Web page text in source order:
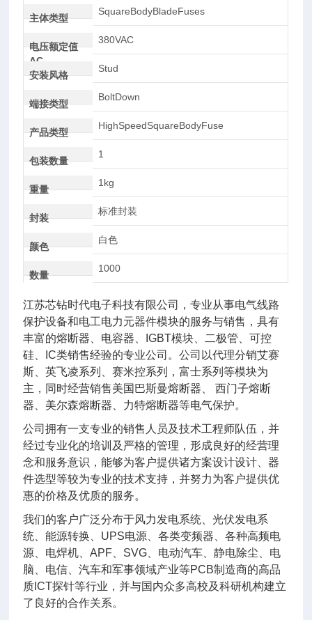
主体类型
SquareBodyBladeFuses
电压额定值
AC
380VAC
安装风格
Stud
端接类型
BoltDown
产品类型
HighSpeedSquareBodyFuse
包装数量
1
重量
1kg
封装
标准封装
颜色
白色
数量
1000
江苏芯钻时代电子科技有限公司，专业从事电气线路
保护设备和电工电力元器件模块的服务与销售，具有
丰富的熔断器、电容器、IGBT模块、二极管、可控
硅、IC类销售经验的专业公司。公司以代理分销艾赛
斯、英飞凌系列、赛米控系列，富士系列等模块为
主，同时经营销售美国巴斯曼熔断器、 西门子熔断
器、美尔森熔断器、力特熔断器等电气保护。
公司拥有一支专业的销售人员及技术工程师队伍，并
经过专业化的培训及严格的管理，形成良好的经营理
念和服务意识，能够为客户提供诸方案设计设计、器
件选型等较为专业的技术支持，并努力为客户提供优
惠的价格及优质的服务。
我们的客户广泛分布于风力发电系统、光伏发电系
统、能源转换、UPS电源、各类变频器、各种高频电
源、电焊机、APF、SVG、电动汽车、静电除尘、电
脑、电信、汽车和军事领域产业等PCB制造商的高品
质ICT探针等行业，并与国内众多高校及科研机构建立
了良好的合作关系。